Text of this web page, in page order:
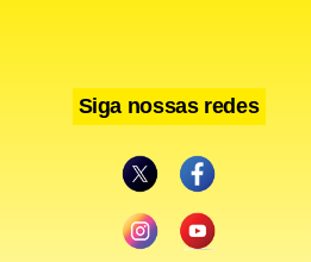
Telegram
Share
Siga nossas redes